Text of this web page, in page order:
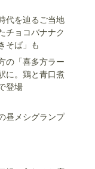
代を辿るご当地
チョコバナナク
そば」も
の「喜多方ラー
に。鶏と青口煮
登場
昼メシグランプ